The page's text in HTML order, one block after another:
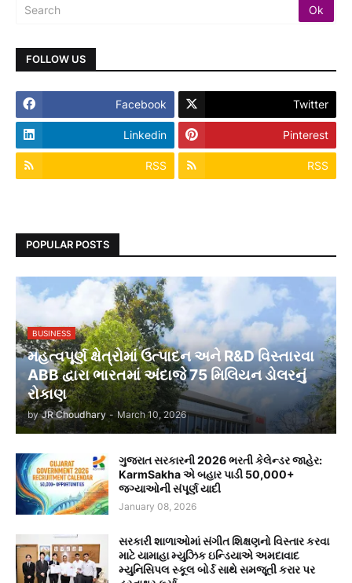
FOLLOW US
Facebook Twitter
Linkedin Pinterest
RSS RSS
POPULAR POSTS
BUSINESS
મહત્વપૂર્ણ ક્ષેત્રોમાં ઉત્પાદન અને R&D વિસ્તારવા
ABB દ્વારા ભારતમાં અંદાજે 75 મિલિયન ડોલરનું
રોકાણ
by JR Choudhary - March 10, 2026
ગુજરાત સરકારની 2026 ભરતી કેલેન્ડર જાહેર:
KarmSakha એ બહાર પાડી 50,000+
જગ્યાઓની સંપૂર્ણ યાદી
January 08, 2026
સરકારી શાળાઓમાં સંગીત શિક્ષણનો વિસ્તાર કરવા
માટે યામાહા મ્યુઝિક ઇન્ડિયાએ અમદાવાદ
મ્યુનિસિપલ સ્કૂલ બોર્ડ સાથે સમજૂતી કરાર પર